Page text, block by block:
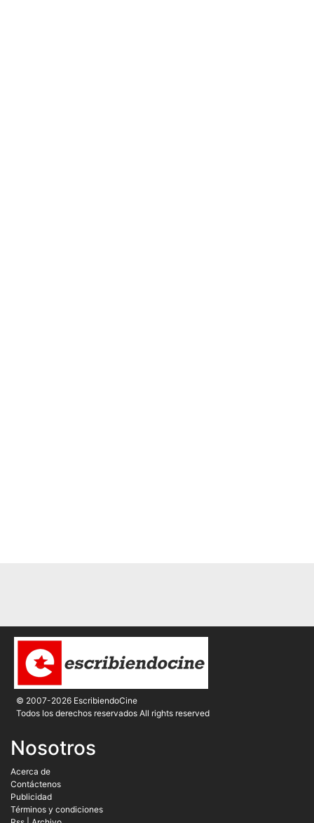
© 2007-2026 EscribiendoCine
Todos los derechos reservados All rights reserved
Nosotros
Acerca de
Contáctenos
Publicidad
Términos y condiciones